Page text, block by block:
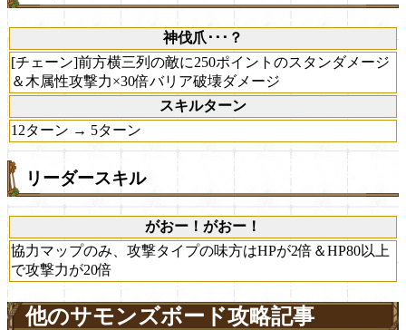
神伐爪･･･？
[チェーン]前方横三列の敵に250ポイントのスタンダメージ
＆木属性攻撃力×30倍バリア破壊ダメージ
スキルターン
12ターン → 5ターン
リーダースキル
がおー！がおー！
協力マップのみ、攻撃タイプの味方はHPが2倍＆HP80以上
で攻撃力が20倍
他のサモンズボード攻略記事